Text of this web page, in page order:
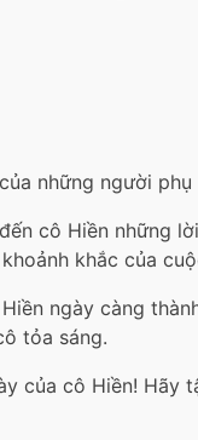
những người
cô Hiền những
khắc của
ngày càng
tỏa sáng.
của cô Hiền!